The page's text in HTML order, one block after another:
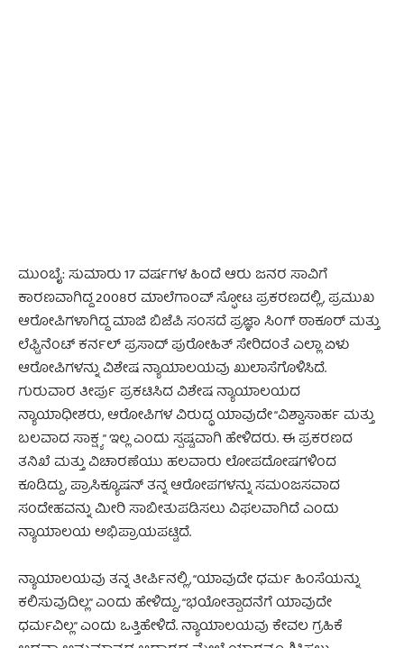
ಮುಂಬೈ: ಸುಮಾರು 17 ವರ್ಷಗಳ ಹಿಂದೆ ಆರು ಜನರ ಸಾವಿಗೆ
ಕಾರಣವಾಗಿದ್ದ 2008ರ ಮಾಲೆಗಾಂವ್ ಸ್ಫೋಟ ಪ್ರಕರಣದಲ್ಲಿ, ಪ್ರಮುಖ
ಆರೋಪಿಗಳಾಗಿದ್ದ ಮಾಜಿ ಬಿಜೆಪಿ ಸಂಸದೆ ಪ್ರಜ್ಞಾ ಸಿಂಗ್ ಠಾಕೂರ್ ಮತ್ತು
ಲೆಫ್ಟಿನೆಂಟ್ ಕರ್ನಲ್ ಪ್ರಸಾದ್ ಪುರೋಹಿತ್ ಸೇರಿದಂತೆ ಎಲ್ಲಾ ಏಳು
ಆರೋಪಿಗಳನ್ನು ವಿಶೇಷ ನ್ಯಾಯಾಲಯವು ಖುಲಾಸೆಗೊಳಿಸಿದೆ.
ಗುರುವಾರ ತೀರ್ಪು ಪ್ರಕಟಿಸಿದ ವಿಶೇಷ ನ್ಯಾಯಾಲಯದ
ನ್ಯಾಯಾಧೀಶರು, ಆರೋಪಿಗಳ ವಿರುದ್ಧ ಯಾವುದೇ “ವಿಶ್ವಾಸಾರ್ಹ ಮತ್ತು
ಬಲವಾದ ಸಾಕ್ಷ್ಯ” ಇಲ್ಲ ಎಂದು ಸ್ಪಷ್ಟವಾಗಿ ಹೇಳಿದರು. ಈ ಪ್ರಕರಣದ
ತನಿಖೆ ಮತ್ತು ವಿಚಾರಣೆಯು ಹಲವಾರು ಲೋಪದೋಷಗಳಿಂದ
ಕೂಡಿದ್ದು, ಪ್ರಾಸಿಕ್ಯೂಷನ್ ತನ್ನ ಆರೋಪಗಳನ್ನು ಸಮಂಜಸವಾದ
ಸಂದೇಹವನ್ನು ಮೀರಿ ಸಾಬೀತುಪಡಿಸಲು ವಿಫಲವಾಗಿದೆ ಎಂದು
ನ್ಯಾಯಾಲಯ ಅಭಿಪ್ರಾಯಪಟ್ಟಿದೆ.
ನ್ಯಾಯಾಲಯವು ತನ್ನ ತೀರ್ಪಿನಲ್ಲಿ, “ಯಾವುದೇ ಧರ್ಮ ಹಿಂಸೆಯನ್ನು
ಕಲಿಸುವುದಿಲ್ಲ” ಎಂದು ಹೇಳಿದ್ದು, “ಭಯೋತ್ಪಾದನೆಗೆ ಯಾವುದೇ
ಧರ್ಮವಿಲ್ಲ” ಎಂದು ಒತ್ತಿಹೇಳಿದೆ. ನ್ಯಾಯಾಲಯವು ಕೇವಲ ಗ್ರಹಿಕೆ